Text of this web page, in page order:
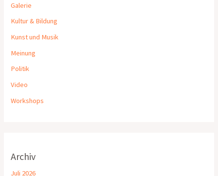
Galerie
Kultur & Bildung
Kunst und Musik
Meinung
Politik
Video
Workshops
Archiv
Juli 2026